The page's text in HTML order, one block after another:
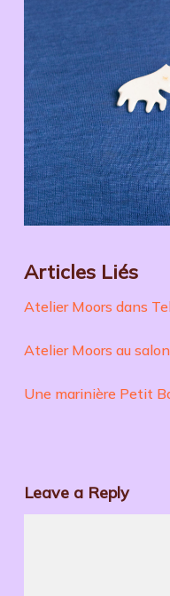
Articles Liés
Atelier Moors dans
Atelier Moors au
Une marinière Petit
Leave a Reply